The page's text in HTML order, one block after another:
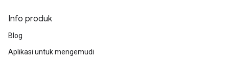
Info produk
Blog
Aplikasi untuk mengemudi